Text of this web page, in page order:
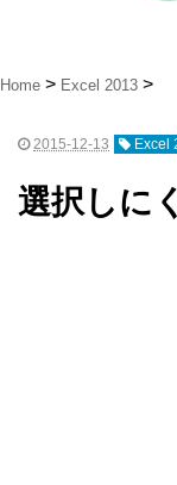
Home Excel 2013
2015-12-13 Excel
選択しに